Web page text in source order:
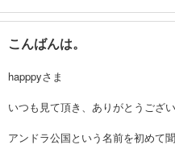
こんばんは。
happpyさま
いつも見て頂き、ありがとうござい
アンドラ公国という名前を初めて聞